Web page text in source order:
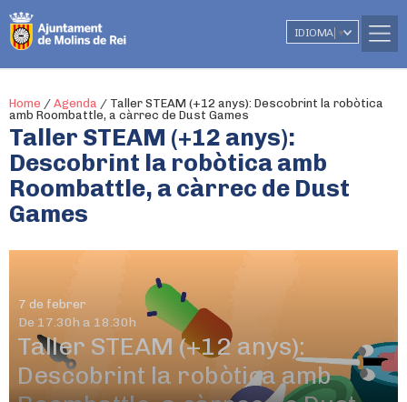
IDIOMA ▼
Home / Agenda / Taller STEAM (+12 anys): Descobrint la robòtica
amb Roombattle, a càrrec de Dust Games
Taller STEAM (+12 anys):
Descobrint la robòtica amb
Roombattle, a càrrec de Dust
Games
7 de febrer
De 17.30h a 18.30h
Taller STEAM (+12 anys):
Descobrint la robòtica amb